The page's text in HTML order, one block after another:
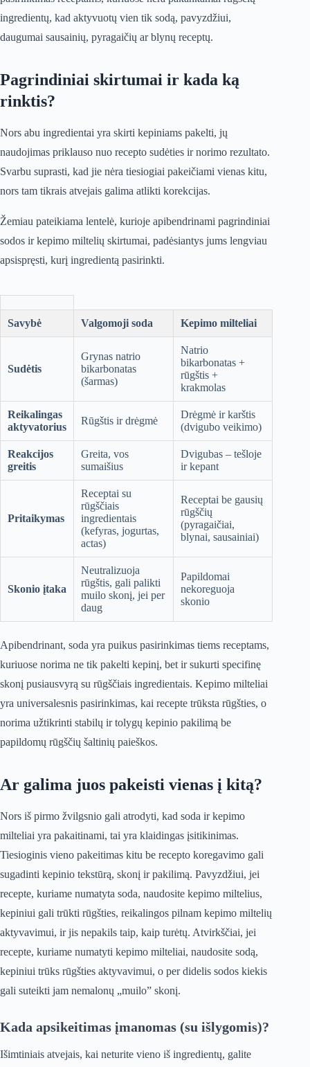
ingredientų, kad aktyvuotų vien tik sodą, pavyzdžiui,
daugumai sausainių, pyragaičių ar blynų receptų.
Pagrindiniai skirtumai ir kada ką
rinktis?
Nors abu ingredientai yra skirti kepiniams pakelti, jų
naudojimas priklauso nuo recepto sudėties ir norimo rezultato.
Svarbu suprasti, kad jie nėra tiesiogiai pakeičiami vienas kitu,
nors tam tikrais atvejais galima atlikti korekcijas.
Žemiau pateikiama lentelė, kurioje apibendrinami pagrindiniai
sodos ir kepimo miltelių skirtumai, padėsiantys jums lengviau
apsispręsti, kurį ingredientą pasirinkti.
Savybė Valgomoji soda Kepimo milteliai
Sudėtis
Grynas natrio
bikarbonatas
(šarmas)
Natrio
bikarbonatas +
rūgštis +
krakmolas
Reikalingas
aktyvatorius
Rūgštis ir drėgmė
Drėgmė ir karštis
(dvigubo veikimo)
Reakcijos
greitis
Greita, vos
sumaišius
Dvigubas – tešloje
ir kepant
Pritaikymas
Receptai su
rūgščiais
ingredientais
(kefyras, jogurtas,
actas)
Receptai be gausių
rūgščių
(pyragaičiai,
blynai, sausainiai)
Skonio įtaka
Neutralizuoja
rūgštis, gali palikti
muilo skonį, jei per
daug
Papildomai
nekoreguoja
skonio
Apibendrinant, soda yra puikus pasirinkimas tiems receptams,
kuriuose norima ne tik pakelti kepinį, bet ir sukurti specifinę
skonį pusiausvyrą su rūgščiais ingredientais. Kepimo milteliai
yra universalesnis pasirinkimas, kai recepte trūksta rūgšties, o
norima užtikrinti stabilų ir tolygų kepinio pakilimą be
papildomų rūgščių šaltinių paieškos.
Ar galima juos pakeisti vienas į kitą?
Nors iš pirmo žvilgsnio gali atrodyti, kad soda ir kepimo
milteliai yra pakaitinami, tai yra klaidingas įsitikinimas.
Tiesioginis vieno pakeitimas kitu be recepto koregavimo gali
sugadinti kepinio tekstūrą, skonį ir pakilimą. Pavyzdžiui, jei
recepte, kuriame numatyta soda, naudosite kepimo miltelius,
kepiniui gali trūkti rūgšties, reikalingos pilnam kepimo miltelių
aktyvavimui, ir jis nepakils taip, kaip turėtų. Atvirkščiai, jei
recepte, kuriame numatyti kepimo milteliai, naudosite sodą,
kepiniui trūks rūgšties aktyvavimui, o per didelis sodos kiekis
gali suteikti jam nemalonų „muilo” skonį.
Kada apsikeitimas įmanomas (su išlygomis)?
Išimtiniais atvejais, kai neturite vieno iš ingredientų, galite